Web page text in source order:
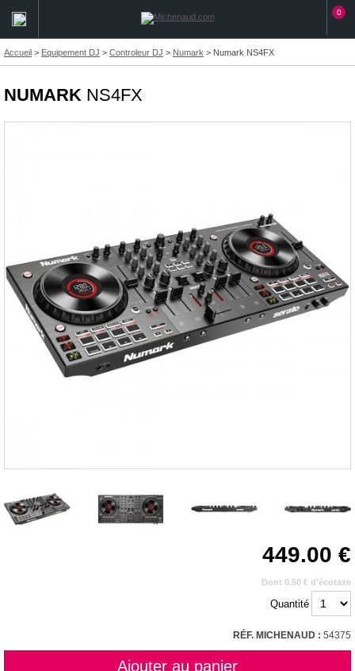
0
Accueil > Equipement DJ > Controleur DJ > Numark > Numark NS4FX
NUMARK NS4FX
449.00
Dont 0.50 € d'écotaxe
Quantité
RÉF. MICHENAUD : 54375